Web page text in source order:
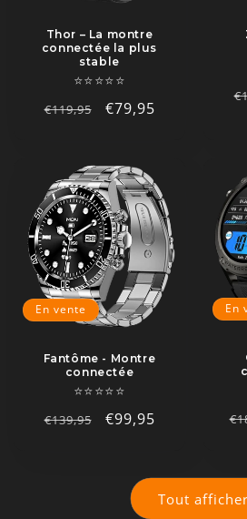
Thor – La montre
connectée la plus
stable
⭐⭐⭐⭐⭐
Prix
€119,95
Prix
€79,95
En vente
Fantôme - Montre
connectée
⭐⭐⭐⭐⭐
Prix
€139,95
Prix
€99,95
En
Tout afficher